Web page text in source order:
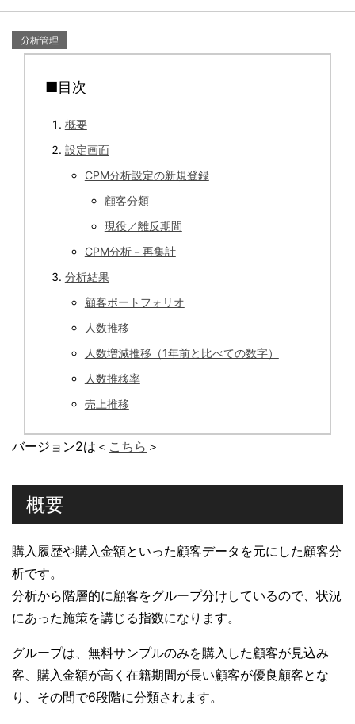
分析管理
■目次
概要
設定画面
CPM分析設定の新規登録
顧客分類
現役／離反期間
CPM分析－再集計
分析結果
顧客ポートフォリオ
人数推移
人数増減推移（1年前と比べての数字）
人数推移率
売上推移
バージョン2は＜ こちら ＞
概要
購入履歴や購入金額といった顧客データを元にした顧客分
析です。
分析から階層的に顧客をグループ分けしているので、状況
にあった施策を講じる指数になります。
グループは、無料サンプルのみを購入した顧客が見込み
客、購入金額が高く在籍期間が長い顧客が優良顧客とな
り、その間で6段階に分類されます。